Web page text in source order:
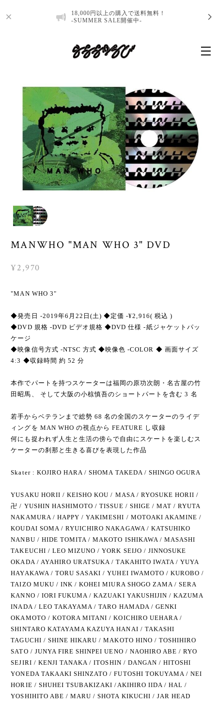
18,000円以上の購入で送料無料！
-SUMMER SALE開催中-
MANWHO "MAN WHO 3" DVD
¥2,970
"MAN WHO 3"
◆発売日 -2019年6月22日(土) ◆定価 -¥2,916( 税込 )
◆DVD 規格 -DVD ビデオ規格 ◆DVD 仕様 -紙ジャケットパッ
ケージ
◆映像信号方式 -NTSC 方式 ◆映像色 -COLOR ◆ 画面サイズ
4:3 ◆収録時間 約 52 分
本作でパートを持つスケーターは福岡の原功次朗・名古屋の竹
田昭馬、 そして大阪の小椋慎吾のショートパートを含む 3 名
若手からベテランまで総勢 68 名の全国のスケーターのライデ
ィングを MAN WHO の視点から FEATURE し収録
何にも捉われず人生と生活の傍らで自由にスケートを楽しむス
ケーターの刹那と生きる喜びを表現した作品
Skater : KOJIRO HARA / SHOMA TAKEDA / SHINGO OGURA
YUSAKU HORII / KEISHO KOU / MASA / RYOSUKE HORII /
卍 / YUSHIN HASHIMOTO / TISSUE / SHIGE / MAT / RYUTA
NAKAMURA / HAPPY / YAKIMESHI / MOTOAKI AKAMINE /
KOUDAI SOMA / RYUICHIRO NAKAGAWA / KATSUHIKO
NANBU / HIDE TOMITA / MAKOTO ISHIKAWA / MASASHI
TAKEUCHI / LEO MIZUNO / YORK SEIJO / JINNOSUKE
OKADA / AYAHIRO URATSUKA / TAKAHITO IWATA / YUYA
HAYAKAWA / TORU SASAKI / YUHEI IWAMOTO / KUROBO /
TAIZO MUKU / INK / KOHEI MIURA SHOGO ZAMA / SERA
KANNO / IORI FUKUMA / KAZUAKI YAKUSHIJIN / KAZUMA
INADA / LEO TAKAYAMA / TARO HAMADA / GENKI
OKAMOTO / KOTORA MITANI / KOICHIRO UEHARA /
SHINTARO KATAYAMA KAZUYA HANAI / TAKASHI
TAGUCHI / SHINE HIKARU / MAKOTO HINO / TOSHIHIRO
SATO / JUNYA FIRE SHINPEI UENO / NAOHIRO ABE / RYO
SEJIRI / KENJI TANAKA / ITOSHIN / DANGAN / HITOSHI
YONEDA TAKAAKI SHINZATO / FUTOSHI TOKUYAMA / NEI
HORIE / SHUHEI TSUBAKIZAKI /AKIHIRO IIDA / HAL /
YOSHIHITO ABE / MARU / SHOTA KIKUCHI / JAR HEAD